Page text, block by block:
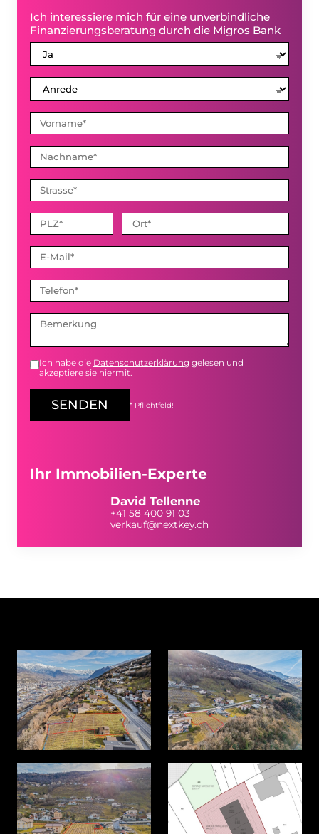
Ich interessiere mich für eine unverbindliche
Finanzierungsberatung durch die Migros Bank
Ich habe die Datenschutzerklärung gelesen und
akzeptiere sie hiermit.
SENDEN * Pflichtfeld!
Ihr Immobilien-Experte
David Tellenne
+41 58 400 91 03
verkauf@nextkey.ch